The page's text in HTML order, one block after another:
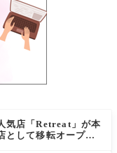
気店「Retreat」が本
として移転オープン